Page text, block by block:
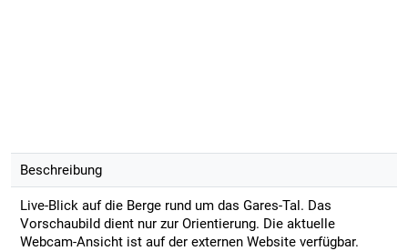
Beschreibung
Live-Blick auf die Berge rund um das Gares-Tal. Das
Vorschaubild dient nur zur Orientierung. Die aktuelle
Webcam-Ansicht ist auf der externen Website verfügbar.